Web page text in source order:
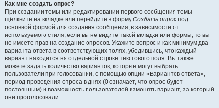
Как мне создать опрос?
При создании темы или редактировании первого сообщения темы
щёлкните на вкладке или перейдите в форму Создать опрос под
основной формой для создания сообщения, в зависимости от
используемого стиля; если вы не видите такой вкладки или формы, то вы
не имеете прав на создание опросов. Укажите вопрос и как минимум два
варианта ответа в соответствующих полях, убедившись, что каждый
вариант находится на отдельной строке текстового поля. Вы также
можете задать количество вариантов, которые могут выбрать
пользователи при голосовании, с помощью опции «Вариантов ответа»,
период проведения опроса в днях (0 означает, что опрос будет
постоянным) и возможность пользователей изменять вариант, за который
они проголосовали.